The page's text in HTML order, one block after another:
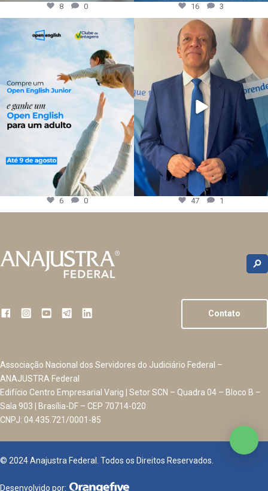
8 0 16 3
6 0 47 1
Contato
Associação Nacional dos Servidores do Judiciário Federal –
ANAJUSTRA Federal
Edifício Centro Empresarial Varig | Setor SCN – Quadra 04 – Bloco B –
Sala 903 | Brasília-DF – CEP 70714-020
CNPJ: 04.435.721/0001-85
© 2024 Anajustra Federal. Todos os Direitos Reservados.
Desenvolvido por: